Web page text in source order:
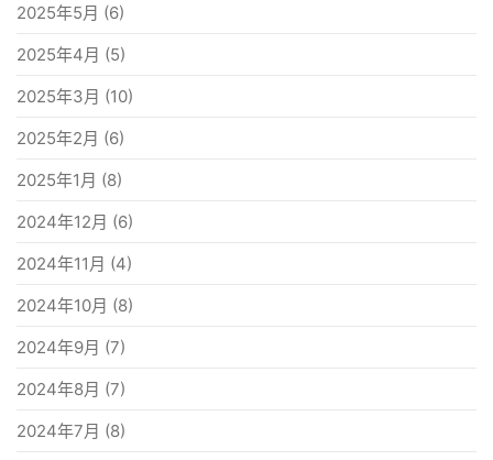
2025年5月 (6)
2025年4月 (5)
2025年3月 (10)
2025年2月 (6)
2025年1月 (8)
2024年12月 (6)
2024年11月 (4)
2024年10月 (8)
2024年9月 (7)
2024年8月 (7)
2024年7月 (8)